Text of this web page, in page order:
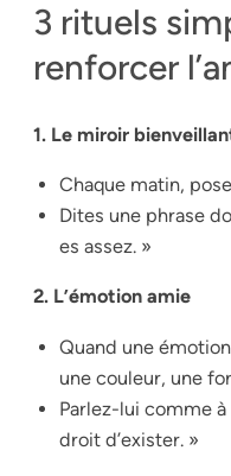
3 rituels
renforcer
1. Le miroir
Chaque matin,
Dites une phrase
es assez. »
2. L’émotion amie
Quand une
une couleur, une
Parlez-lui comme à
droit d’exister. »